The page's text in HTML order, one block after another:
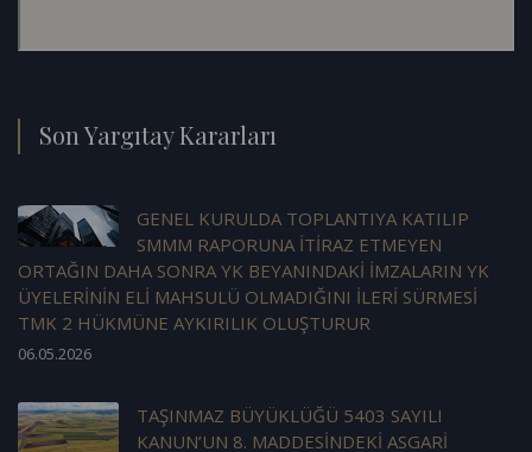
Son Yargıtay Kararları
GENEL KURULDA TOPLANTIYA KATILIP
SMMM RAPORUNA İTİRAZ ETMEYEN
ORTAĞIN DAHA SONRA YK BEYANINDAKİ İMZALARIN YK
ÜYELERİNİN ELİ MAHSULÜ OLMADIĞINI İLERİ SÜRMESİ
TMK 2 HÜKMÜNE AYKIRILIK OLUŞTURUR
06.05.2026
TAŞINMAZ BÜYÜKLÜĞÜ 5403 SAYILI
KANUN’UN 8. MADDESİNDEKİ ASGARİ